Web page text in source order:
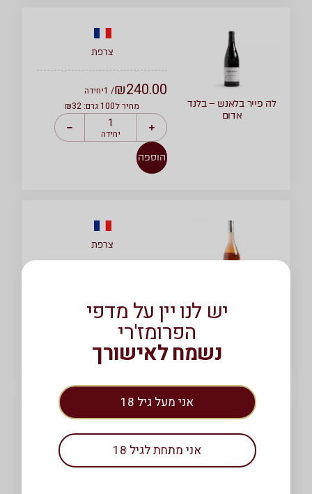
לה פייר בלאנש – בלנד
אדום
צרפת
₪240.00
/ 1 יחידה
מחיר ל100 גרם: ₪32
יחידה
הוספה
פונטלרו
צרפת
יחידה
הוספה
עיזים צרפת כחולה
יש לנו יין על מדפי
הפרומז'רי
נשמח לאישורך
אני מעל גיל 18
אני מתחת לגיל 18